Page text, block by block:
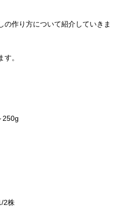
の作り方について紹介していきま
。
250g
2株